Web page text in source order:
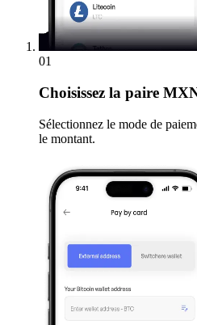
01
Choisissez la paire
Sélectionnez le mode de
le montant.